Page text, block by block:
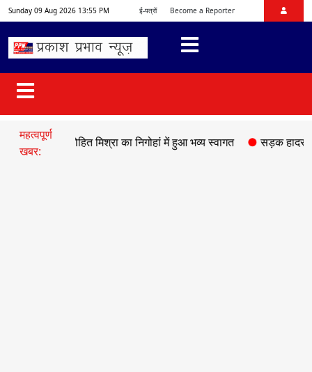
Sunday 09 Aug 2026 13:55 PM ई-पत्रों Become a Reporter
महत्वपूर्ण
खबर:
डॉ. रोहित मिश्रा का निगोहां में हुआ भव्य स्वागत ●सड़क हादसे में माफिया